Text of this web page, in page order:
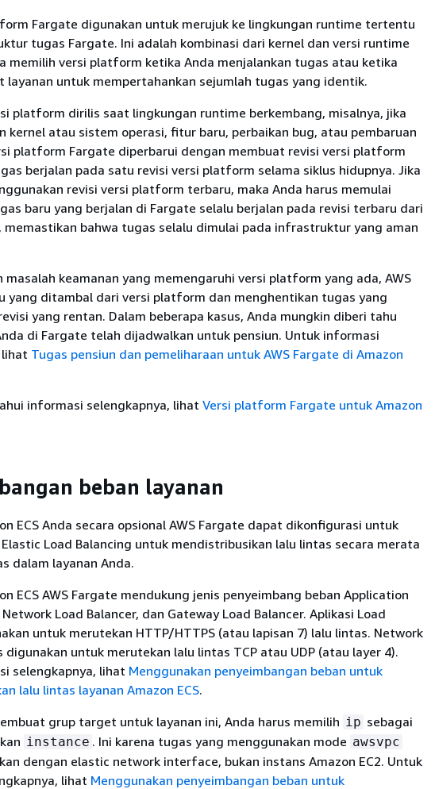
Fargate digunakan untuk merujuk ke lingkungan runtime tertentu
tugas Fargate. Ini adalah kombinasi dari kernel dan versi runtime
memilih versi platform ketika Anda menjalankan tugas atau ketika
layanan untuk mempertahankan sejumlah tugas yang identik.
platform dirilis saat lingkungan runtime berkembang, misalnya, jika
kernel atau sistem operasi, fitur baru, perbaikan bug, atau pembaruan
platform Fargate diperbarui dengan membuat revisi versi platform
berjalan pada satu revisi versi platform selama siklus hidupnya. Jika
revisi versi platform terbaru, maka Anda harus memulai
baru yang berjalan di Fargate selalu berjalan pada revisi terbaru dari
bahwa tugas selalu dimulai pada infrastruktur yang aman
masalah keamanan yang memengaruhi versi platform yang ada, AWS
yang ditambal dari versi platform dan menghentikan tugas yang
yang rentan. Dalam beberapa kasus, Anda mungkin diberi tahu
di Fargate telah dijadwalkan untuk pensiun. Untuk informasi
lihat Tugas pensiun dan pemeliharaan untuk AWS Fargate di Amazon
informasi selengkapnya, lihat Versi platform Fargate untuk Amazon
beban layanan
ECS Anda secara opsional AWS Fargate dapat dikonfigurasi untuk
Load Balancing untuk mendistribusikan lalu lintas secara merata
dalam layanan Anda.
ECS AWS Fargate mendukung jenis penyeimbang beban Application
Load Balancer, dan Gateway Load Balancer. Aplikasi Load
untuk merutekan HTTP/HTTPS (atau lapisan 7) lalu lintas. Network
digunakan untuk merutekan lalu lintas TCP atau UDP (atau layer 4).
selengkapnya, lihat Menggunakan penyeimbangan beban untuk
lalu lintas layanan Amazon ECS.
grup target untuk layanan ini, Anda harus memilih ip sebagai
instance . Ini karena tugas yang menggunakan mode awsvpc
dengan elastic network interface, bukan instans Amazon EC2. Untuk
lihat Menggunakan penyeimbangan beban untuk